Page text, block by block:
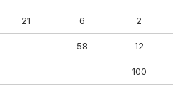
21 6 2
58 12
100